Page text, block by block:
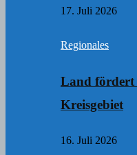
17. Juli 2026
Regionales
Land fördert
Kreisgebiet
16. Juli 2026